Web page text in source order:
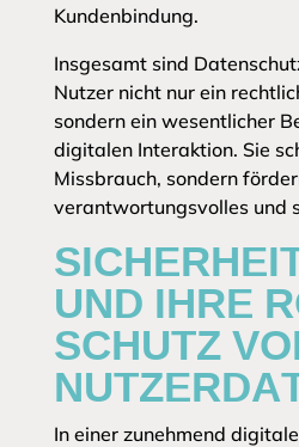
Kundenbindung.
Insgesamt sind
Nutzer nicht nur ein
sondern ein wesentlicher
digitalen Interaktion. Sie
Missbrauch, sondern
verantwortungsvolles und
UND IHRE
SCHUTZ
In einer zunehmend